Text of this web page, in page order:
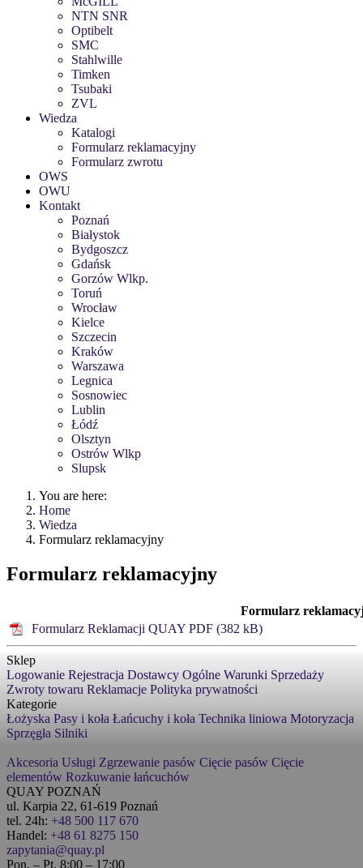
NTN SNR
Optibelt
SMC
Stahlwille
Timken
Tsubaki
ZVL
Wiedza
Katalogi
Formularz reklamacyjny
Formularz zwrotu
OWS
OWU
Kontakt
Poznań
Białystok
Bydgoszcz
Gdańsk
Gorzów Wlkp.
Toruń
Wrocław
Kielce
Szczecin
Kraków
Warszawa
Legnica
Sosnowiec
Lublin
Łódź
Olsztyn
Ostrów Wlkp
Slupsk
You are here:
Home
Wiedza
Formularz reklamacyjny
Formularz reklamacyjny
Formularz
Formularz Reklamacji QUAY PDF (382 kB)
Sklep
Logowanie Rejestracja Dostawcy Ogólne Warunki Sprzedaży
Zwroty towaru Reklamacje Polityka prywatności
Kategorie
Łożyska Pasy i koła Łańcuchy i koła Technika liniowa Motoryzacja
Sprzęgła Silniki
Akcesoria Usługi Zgrzewanie pasów Cięcie pasów Cięcie
elementów Rozkuwanie łańcuchów
QUAY POZNAŃ
ul. Karpia 22, 61-619 Poznań
tel. 24h: +48 500 117 670
Handel: +48 61 8275 150
zapytania@quay.pl
Pon. – Pt. 8:00 – 17:00